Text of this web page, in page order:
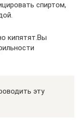
спиртом,
кипятят.Вы
эту